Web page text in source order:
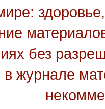
здоровье,
без
журнале